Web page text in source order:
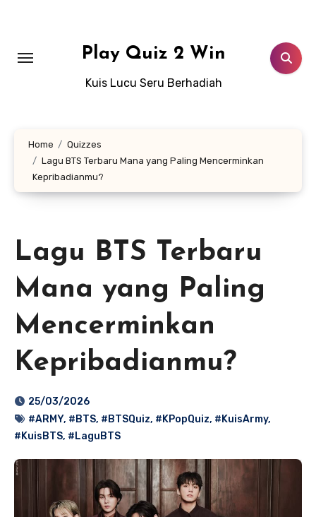
Play Quiz 2 Win
Kuis Lucu Seru Berhadiah
Home
Quizzes
Lagu BTS Terbaru Mana yang Paling Mencerminkan
Kepribadianmu?
Lagu BTS Terbaru
Mana yang Paling
Mencerminkan
Kepribadianmu?
25/03/2026
#ARMY, #BTS, #BTSQuiz, #KPopQuiz, #KuisArmy,
#KuisBTS, #LaguBTS